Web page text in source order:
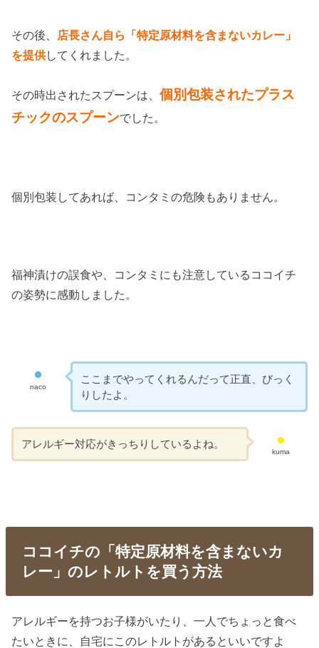
その後、 店長さん自ら「特定原材料を含まないカレー」
を提供してくれました。
その時出されたスプーンは、個別包装されたプラス
チックのスプーンでした。
個別包装してあれば、コンタミの危険もありません。
福神漬けの誤食や、コンタミにも注意しているココイチ
の姿勢に感動しました。
naco
ここまでやってくれるんだって正直、びっく
りしたよ。
kuma
アレルギー対応がきっちりしているよね。
ココイチの「特定原材料を含まないカ
レー」のレトルトを買う方法
アレルギーを持つお子様がいたり、一人でちょっと食べ
たいときに、自宅にこのレトルトがあるといいですよ